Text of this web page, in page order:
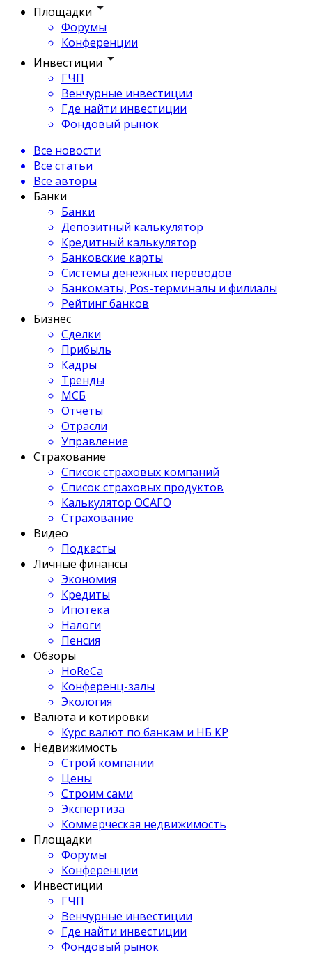
Площадки
Форумы
Конференции
Инвестиции
ГЧП
Венчурные инвестиции
Где найти инвестиции
Фондовый рынок
Все новости
Все статьи
Все авторы
Банки
Банки
Депозитный калькулятор
Кредитный калькулятор
Банковские карты
Системы денежных переводов
Банкоматы, Pos-терминалы и филиалы
Рейтинг банков
Бизнес
Сделки
Прибыль
Кадры
Тренды
МСБ
Отчеты
Отрасли
Управление
Страхование
Список страховых компаний
Список страховых продуктов
Калькулятор ОСАГО
Страхование
Видео
Подкасты
Личные финансы
Экономия
Кредиты
Ипотека
Налоги
Пенсия
Обзоры
HoReCa
Конференц-залы
Экология
Валюта и котировки
Курс валют по банкам и НБ КР
Недвижимость
Строй компании
Цены
Строим сами
Экспертиза
Коммерческая недвижимость
Площадки
Форумы
Конференции
Инвестиции
ГЧП
Венчурные инвестиции
Где найти инвестиции
Фондовый рынок